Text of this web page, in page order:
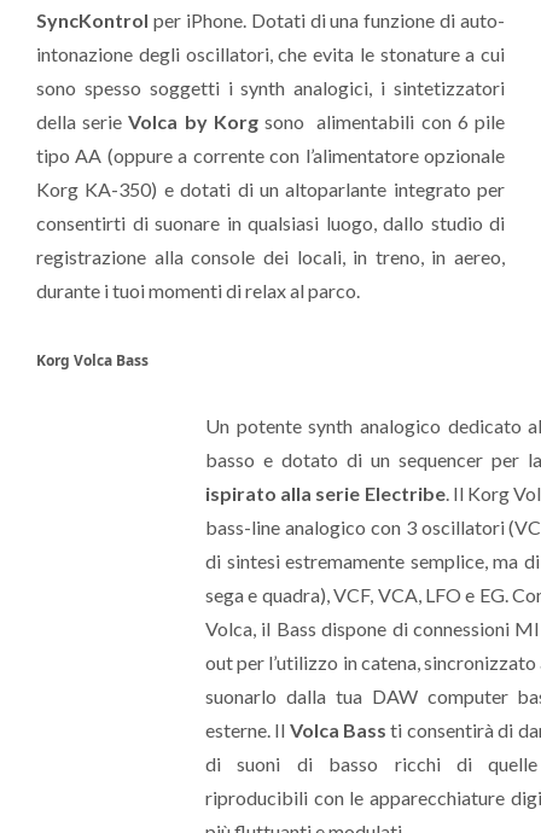
SyncKontrol per iPhone. Dotati di una funzione di auto-
intonazione degli oscillatori, che evita le stonature a cui
sono spesso soggetti i synth analogici, i sintetizzatori
della serieVolca by Korgsono alimentabili con 6 pile
tipo AA (oppure a corrente con l’alimentatore opzionale
Korg KA-350) e dotati di un altoparlante integrato per
consentirti di suonare in qualsiasi luogo, dallo studio di
registrazione alla console dei locali, in treno, in aereo,
durante i tuoi momenti di relax al parco.
Korg Volca Bass
Un potente synth analogico dedicato
basso e dotato di un sequencer per
ispirato alla serie Electribe. Il Korg
bass-line analogico con 3 oscillatori
di sintesi estremamente semplice, ma
sega e quadra), VCF, VCA, LFO e EG.
Volca, il Bass dispone di connessioni
out per l’utilizzo in catena,
suonarlo dalla tua DAW computer
esterne. Il Volca Bass ti consentirà di
di suoni di basso ricchi di quelle
riproducibili con le apparecchiature